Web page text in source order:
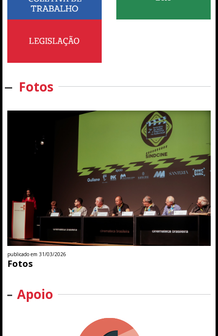
Fotos
publicado em 31/03/2026
Fotos
Apoio